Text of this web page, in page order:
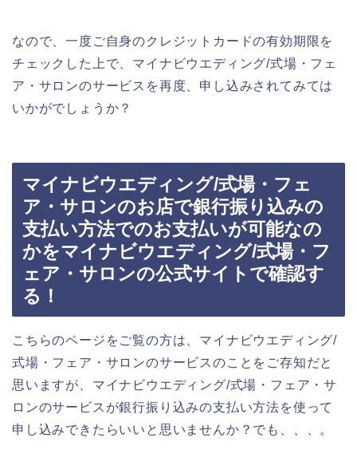
なので、一度ご自身のクレジットカードの有効期限を
チェックした上で、マイナビウエディング/式場・フェ
ア・サロンのサービスを再度、申し込みされてみては
いかがでしょうか？
マイナビウエディング/式場・フェ
ア・サロンのお店で銀行振り込みの
支払い方法でのお支払いが可能なの
かをマイナビウエディング/式場・フ
ェア・サロンの公式サイトで確認す
る！
こちらのページをご覧の方は、マイナビウエディング/
式場・フェア・サロンのサービスのことをご存知だと
思いますが、マイナビウエディング/式場・フェア・サ
ロンのサービスが銀行振り込みの支払い方法を使って
申し込みできたらいいと思いませんか？でも、、、。